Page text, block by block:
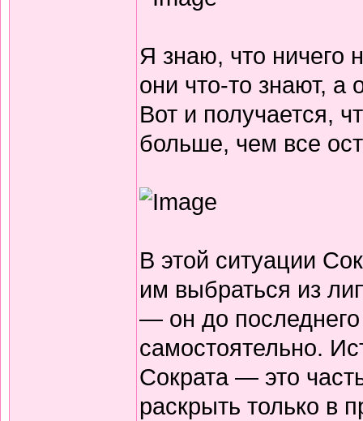
Я знаю, что ничего
они что-то знают, а
Вот и получается,
больше, чем все
В этой ситуации
им выбраться из
— он до последнего
самостоятельно.
Сократа — это
раскрыть только в